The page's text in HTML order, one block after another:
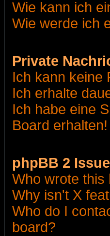
Wie kann ich
Wie werde ich
Private
Ich kann keine
Ich erhalte
Ich habe eine
Board erhalten!
phpBB 2
Who wrote this
Why isn't X
Who do I
board?